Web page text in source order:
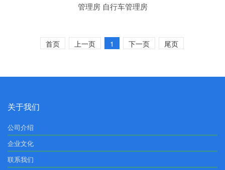
管理房 自行车管理房
首页 上一页 1 下一页 尾页
关于我们
公司介绍
企业文化
联系我们